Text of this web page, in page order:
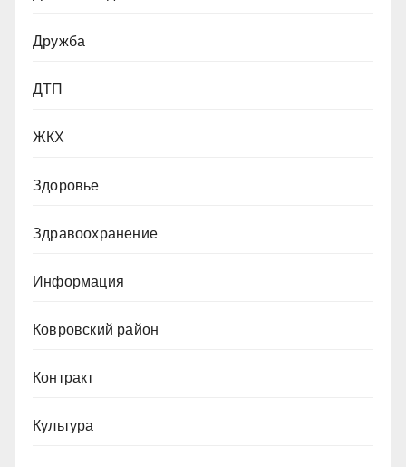
Дружба
ДТП
ЖКХ
Здоровье
Здравоохранение
Информация
Ковровский район
Контракт
Культура